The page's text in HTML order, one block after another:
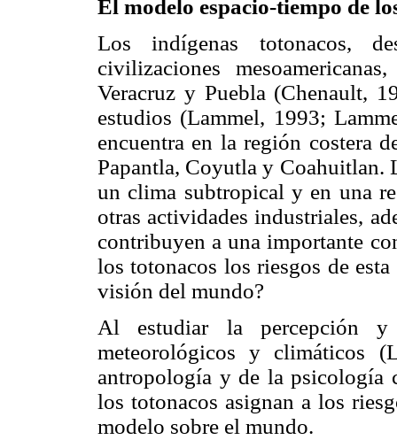
El modelo espacio-tiempo de
Los indígenas totonacos,
civilizaciones
Veracruz y Puebla (Chenault,
estudios (Lammel, 1993;
encuentra en la región costera
Papantla, Coyutla y Coahuitlan.
un clima subtropical y en una
otras actividades industriales,
contribuyen a una importante
los totonacos los riesgos de
visión del mundo?
Al estudiar la percepción y
meteorológicos y climáticos
antropología y de la psicología
los totonacos asignan a los
modelo sobre el mundo.